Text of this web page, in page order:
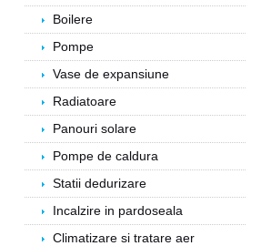
Boilere
Pompe
Vase de expansiune
Radiatoare
Panouri solare
Pompe de caldura
Statii dedurizare
Incalzire in pardoseala
Climatizare si tratare aer